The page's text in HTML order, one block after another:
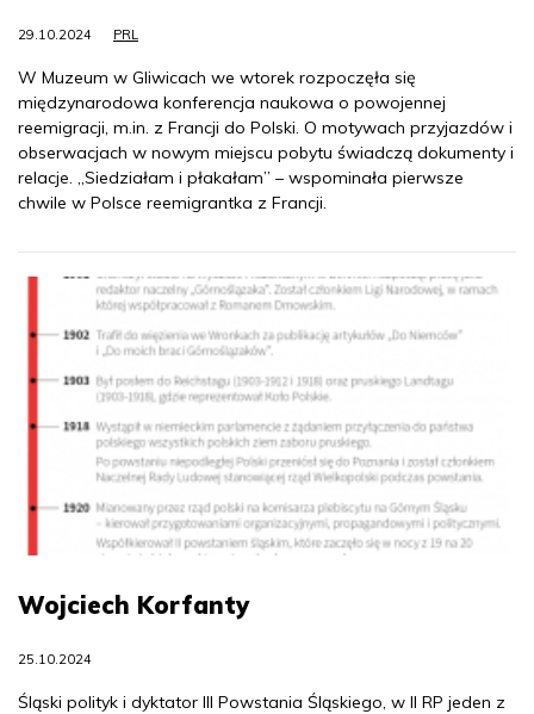
29.10.2024 PRL
W Muzeum w Gliwicach we wtorek rozpoczęła się
międzynarodowa konferencja naukowa o powojennej
reemigracji, m.in. z Francji do Polski. O motywach przyjazdów i
obserwacjach w nowym miejscu pobytu świadczą dokumenty i
relacje. „Siedziałam i płakałam” – wspominała pierwsze
chwile w Polsce reemigrantka z Francji.
Wojciech Korfanty
25.10.2024
Śląski polityk i dyktator III Powstania Śląskiego, w II RP jeden z